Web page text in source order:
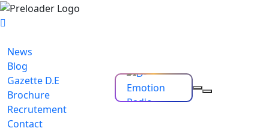
News
Blog
Gazette D.E
Brochure
Recrutement
Contact